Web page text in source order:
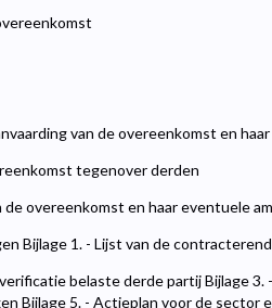
van de overeenkomst en
tegenover derden
overeenkomst en haar eventuele
Bijlage 1. - Lijst van de
belaste derde partij Bijlage 3.
Bijlage 5. - Actieplan voor de sector